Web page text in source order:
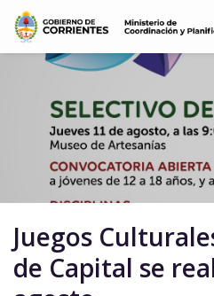
Juegos
de Capital se